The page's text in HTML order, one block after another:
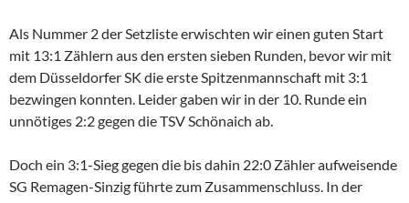
Als Nummer 2 der Setzliste erwischten wir einen guten Start
mit 13:1 Zählern aus den ersten sieben Runden, bevor wir mit
dem Düsseldorfer SK die erste Spitzenmannschaft mit 3:1
bezwingen konnten. Leider gaben wir in der 10. Runde ein
unnötiges 2:2 gegen die TSV Schönaich ab.
Doch ein 3:1-Sieg gegen die bis dahin 22:0 Zähler aufweisende
SG Remagen-Sinzig führte zum Zusammenschluss. In der